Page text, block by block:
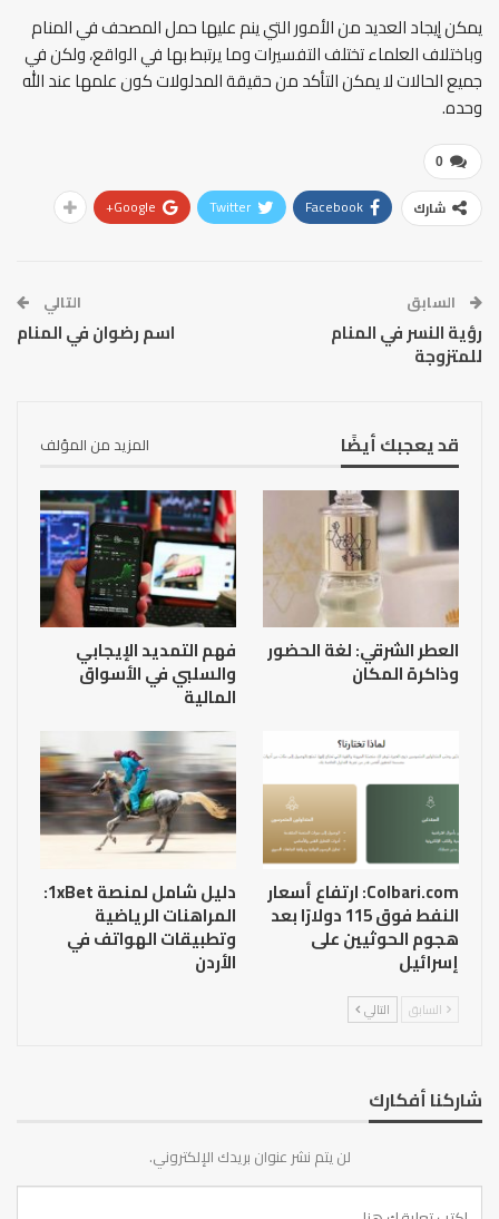
يمكن إيجاد العديد من الأمور التي ينم عليها حمل المصحف في المنام
وباختلاف العلماء تختلف التفسيرات وما يرتبط بها في الواقع، ولكن في
جميع الحالات لا يمكن التأكد من حقيقة المدلولات كون علمها عند الله
وحده.
0
شارك Facebook
Twitter
Google+
السابق
رؤية النسر في المنام
للمتزوجة
التالي
اسم رضوان في المنام
قد يعجبك أيضًا المزيد من المؤلف
العطر الشرقي: لغة الحضور
وذاكرة المكان
فهم التمديد الإيجابي
والسلبي في الأسواق
المالية
Colbari.com: ارتفاع أسعار
النفط فوق 115 دولارًا بعد
هجوم الحوثيين على
إسرائيل
دليل شامل لمنصة 1xBet:
المراهنات الرياضية
وتطبيقات الهواتف في
الأردن
السابق التالي
شاركنا أفكارك
لن يتم نشر عنوان بريدك الإلكتروني.